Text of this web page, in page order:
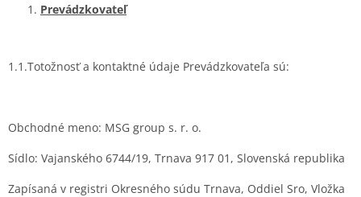
Prevádzkovateľ
1.1.Totožnosť a kontaktné údaje Prevádzkovateľa sú:
Obchodné meno: MSG group s. r. o.
Sídlo: Vajanského 6744/19, Trnava 917 01, Slovenská republika
Zapísaná v registri Okresného súdu Trnava, Oddiel Sro, Vložka